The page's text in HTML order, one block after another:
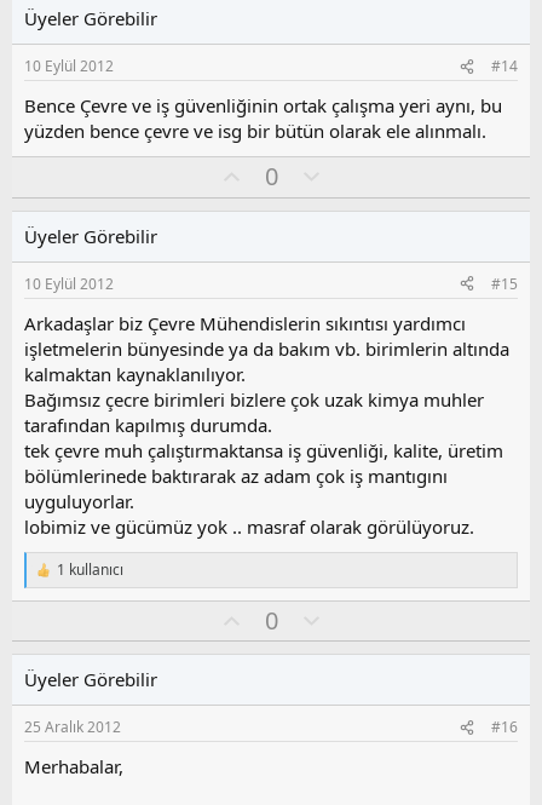
s
u
z
o
y
a
Üyeler Görebilir
10 Eylül 2012 #14
Bence Çevre ve iş güvenliğinin ortak çalışma yeri aynı, bu
yüzden bence çevre ve isg bir bütün olarak ele alınmalı.
y
0
l
s
u
z
o
l
a
Üyeler Görebilir
10 Eylül 2012 #15
Arkadaşlar biz Çevre Mühendislerin sıkıntısı yardımcı
işletmelerin bünyesinde ya da bakım vb. birimlerin altında
kalmaktan kaynaklanılıyor.
Bağımsız çecre birimleri bizlere çok uzak kimya muhler
tarafından kapılmış durumda.
tek çevre muh çalıştırmaktansa iş güvenliği, kalite, üretim
bölümlerinede baktırarak az adam çok iş mantıgını
uyguluyorlar.
lobimiz ve gücümüz yok .. masraf olarak görülüyoruz.
T
e
i
l
e
r
:
1 kullanıcı
y
0
l
s
u
Üyeler Görebilir
25 Aralık 2012 #16
Merhabalar,